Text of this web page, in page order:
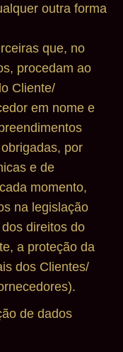
outra forma
que, no
procedam ao
Cliente/
em nome e
por
e de
momento,
na legislação
direitos do
a proteção da
dos Clientes/
de dados